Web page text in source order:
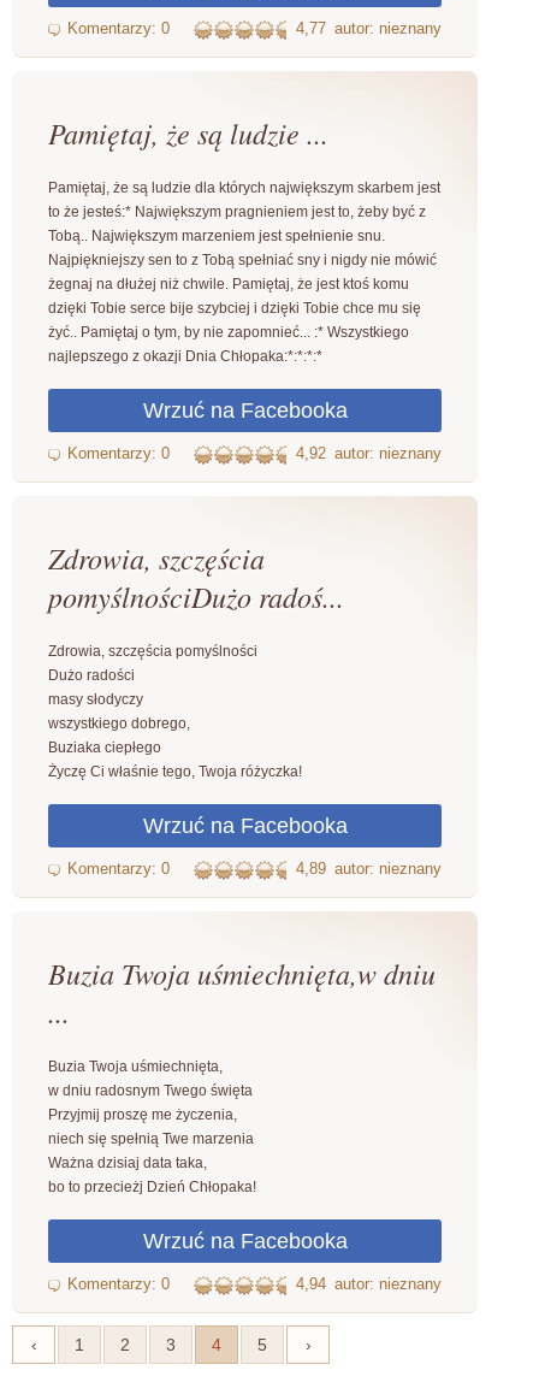
4,77 autor: nieznany
Pamiętaj, że są ludzie ...
Pamiętaj, że są ludzie dla których największym skarbem jest
to że jesteś:* Największym pragnieniem jest to, żeby być z
Tobą.. Największym marzeniem jest spełnienie snu.
Najpiękniejszy sen to z Tobą spełniać sny i nigdy nie mówić
żegnaj na dłużej niż chwile. Pamiętaj, że jest ktoś komu
dzięki Tobie serce bije szybciej i dzięki Tobie chce mu się
żyć.. Pamiętaj o tym, by nie zapomnieć... :* Wszystkiego
najlepszego z okazji Dnia Chłopaka:*:*:*:*
4,92 autor: nieznany
Zdrowia, szczęścia
pomyślnościDużo radoś...
Zdrowia, szczęścia pomyślności
Dużo radości
masy słodyczy
wszystkiego dobrego,
Buziaka ciepłego
Życzę Ci właśnie tego, Twoja różyczka!
4,89 autor: nieznany
Buzia Twoja uśmiechnięta,w dniu
...
Buzia Twoja uśmiechnięta,
w dniu radosnym Twego święta
Przyjmij proszę me życzenia,
niech się spełnią Twe marzenia
Ważna dzisiaj data taka,
bo to przecieżj Dzień Chłopaka!
4,94 autor: nieznany
‹ 1 2 3 4 5 ›